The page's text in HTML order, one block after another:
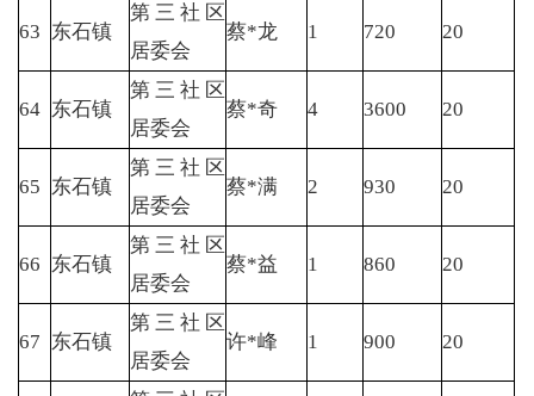
63 东石镇
第三社区
居委会
蔡*龙 1 720 20
64 东石镇
第三社区
居委会
蔡*奇 4 3600 20
65 东石镇
第三社区
居委会
蔡*满 2 930 20
66 东石镇
第三社区
居委会
蔡*益 1 860 20
67 东石镇
第三社区
居委会
许*峰 1 900 20